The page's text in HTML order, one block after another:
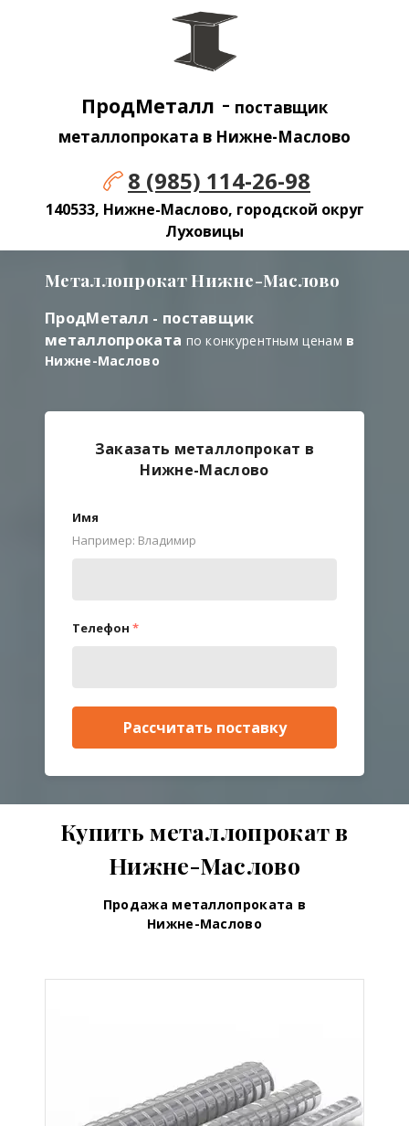
ПродМеталл - поставщик
металлопроката в Нижне-Маслово
8 (985) 114-26-98
140533, Нижне-Маслово, городской округ
Луховицы
Металлопрокат Нижне-Маслово
ПродМеталл - поставщик
металлопроката по конкурентным ценам в
Нижне-Маслово
Заказать металлопрокат в
Нижне-Маслово
Имя
Например: Владимир
Телефон *
Рассчитать поставку
Купить металлопрокат в
Нижне-Маслово
Продажа металлопроката в
Нижне-Маслово